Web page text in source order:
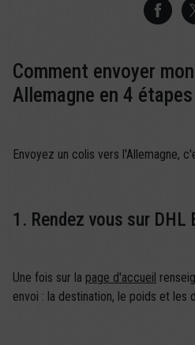
Comment envoyer
Allemagne en 4
Envoyez un colis vers l'Allemagne,
1. Rendez vous sur DHL
Une fois sur la page d'accueil
envoi : la destination, le poids et les